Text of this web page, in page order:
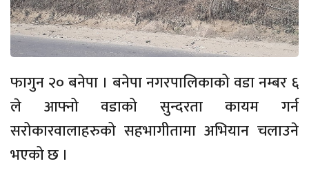
फागुन २० बनेपा । बनेपा नगरपालिकाको वडा नम्बर ६
ले आफ्नो वडाको सुन्दरता कायम गर्न
सरोकारवालाहरुको सहभागीतामा अभियान चलाउने
भएको छ ।